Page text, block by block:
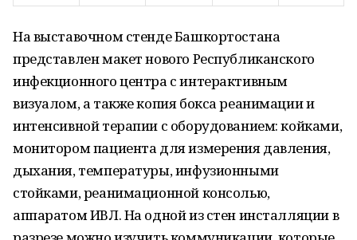
На выставочном стенде Башкортостана
представлен макет нового Республиканского
инфекционного центра с интерактивным
визуалом, а также копия бокса реанимации и
интенсивной терапии с оборудованием: койками,
монитором пациента для измерения давления,
дыхания, температуры, инфузионными
стойками, реанимационной консолью,
аппаратом ИВЛ. На одной из стен инсталляции в